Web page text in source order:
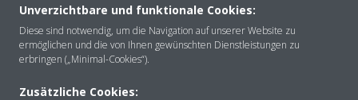
Über Daikin
Unverzichtbare und funktionale Cookies:
Diese sind notwendig, um die Navigation auf unserer Website zu
ermöglichen und die von Ihnen gewünschten Dienstleistungen zu
erbringen („Minimal-Cookies“).
Zusätzliche Cookies: